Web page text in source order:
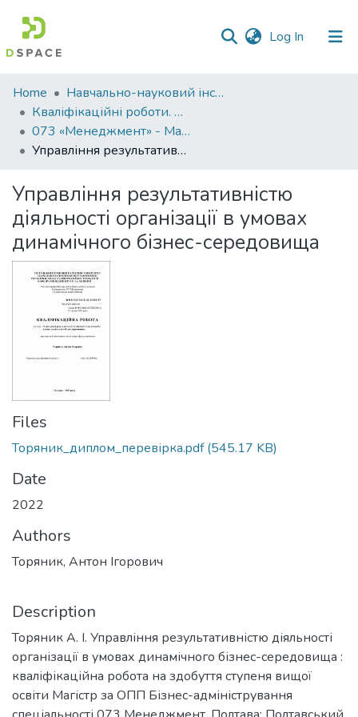
Log In (current)
Communities
&
Collections
All of DSpace
Statistics
Home
Навчально-науковий інститут економіки, управління, права та інформаційних технологій
Кваліфікаційні роботи. ННІ економіки, управління, права та ІТ
073 «Менеджмент» - Магістри 2022-2023
Управління результативністю діяльності організації в умовах динамічного бізнес-середовища
Управління результативністю
діяльності організації в умовах
динамічного бізнес-середовища
Files
Торяник_диплом_перевірка.pdf(545.17 KB)
Date
2022
Authors
Торяник, Антон Ігорович
Description
Торяник А. І. Управління результативністю діяльності
організації в умовах динамічного бізнес-середовища :
кваліфікаційна робота на здобуття ступеня вищої
освіти Магістр за ОПП Бізнес-адміністрування